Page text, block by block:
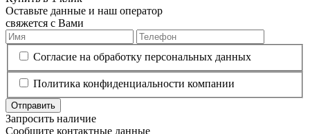
Оставьте данные и наш оператор
свяжется с Вами
Согласие на обработку персональных данных
Политика конфиденциальности компании
Отправить
Запросить наличие
Сообщите контактные данные